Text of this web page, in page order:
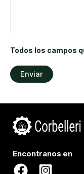
Todos los campos
Encontranos en